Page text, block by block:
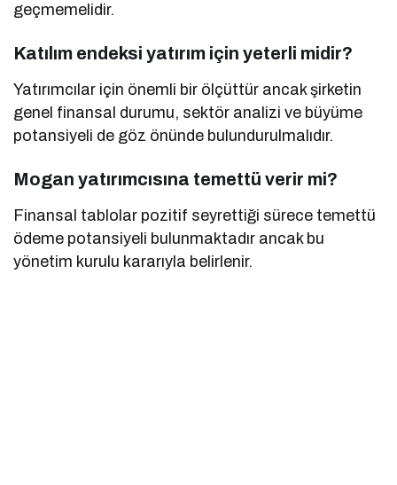
geçmemelidir.
Katılım endeksi yatırım için yeterli midir?
Yatırımcılar için önemli bir ölçüttür ancak şirketin
genel finansal durumu, sektör analizi ve büyüme
potansiyeli de göz önünde bulundurulmalıdır.
Mogan yatırımcısına temettü verir mi?
Finansal tablolar pozitif seyrettiği sürece temettü
ödeme potansiyeli bulunmaktadır ancak bu
yönetim kurulu kararıyla belirlenir.